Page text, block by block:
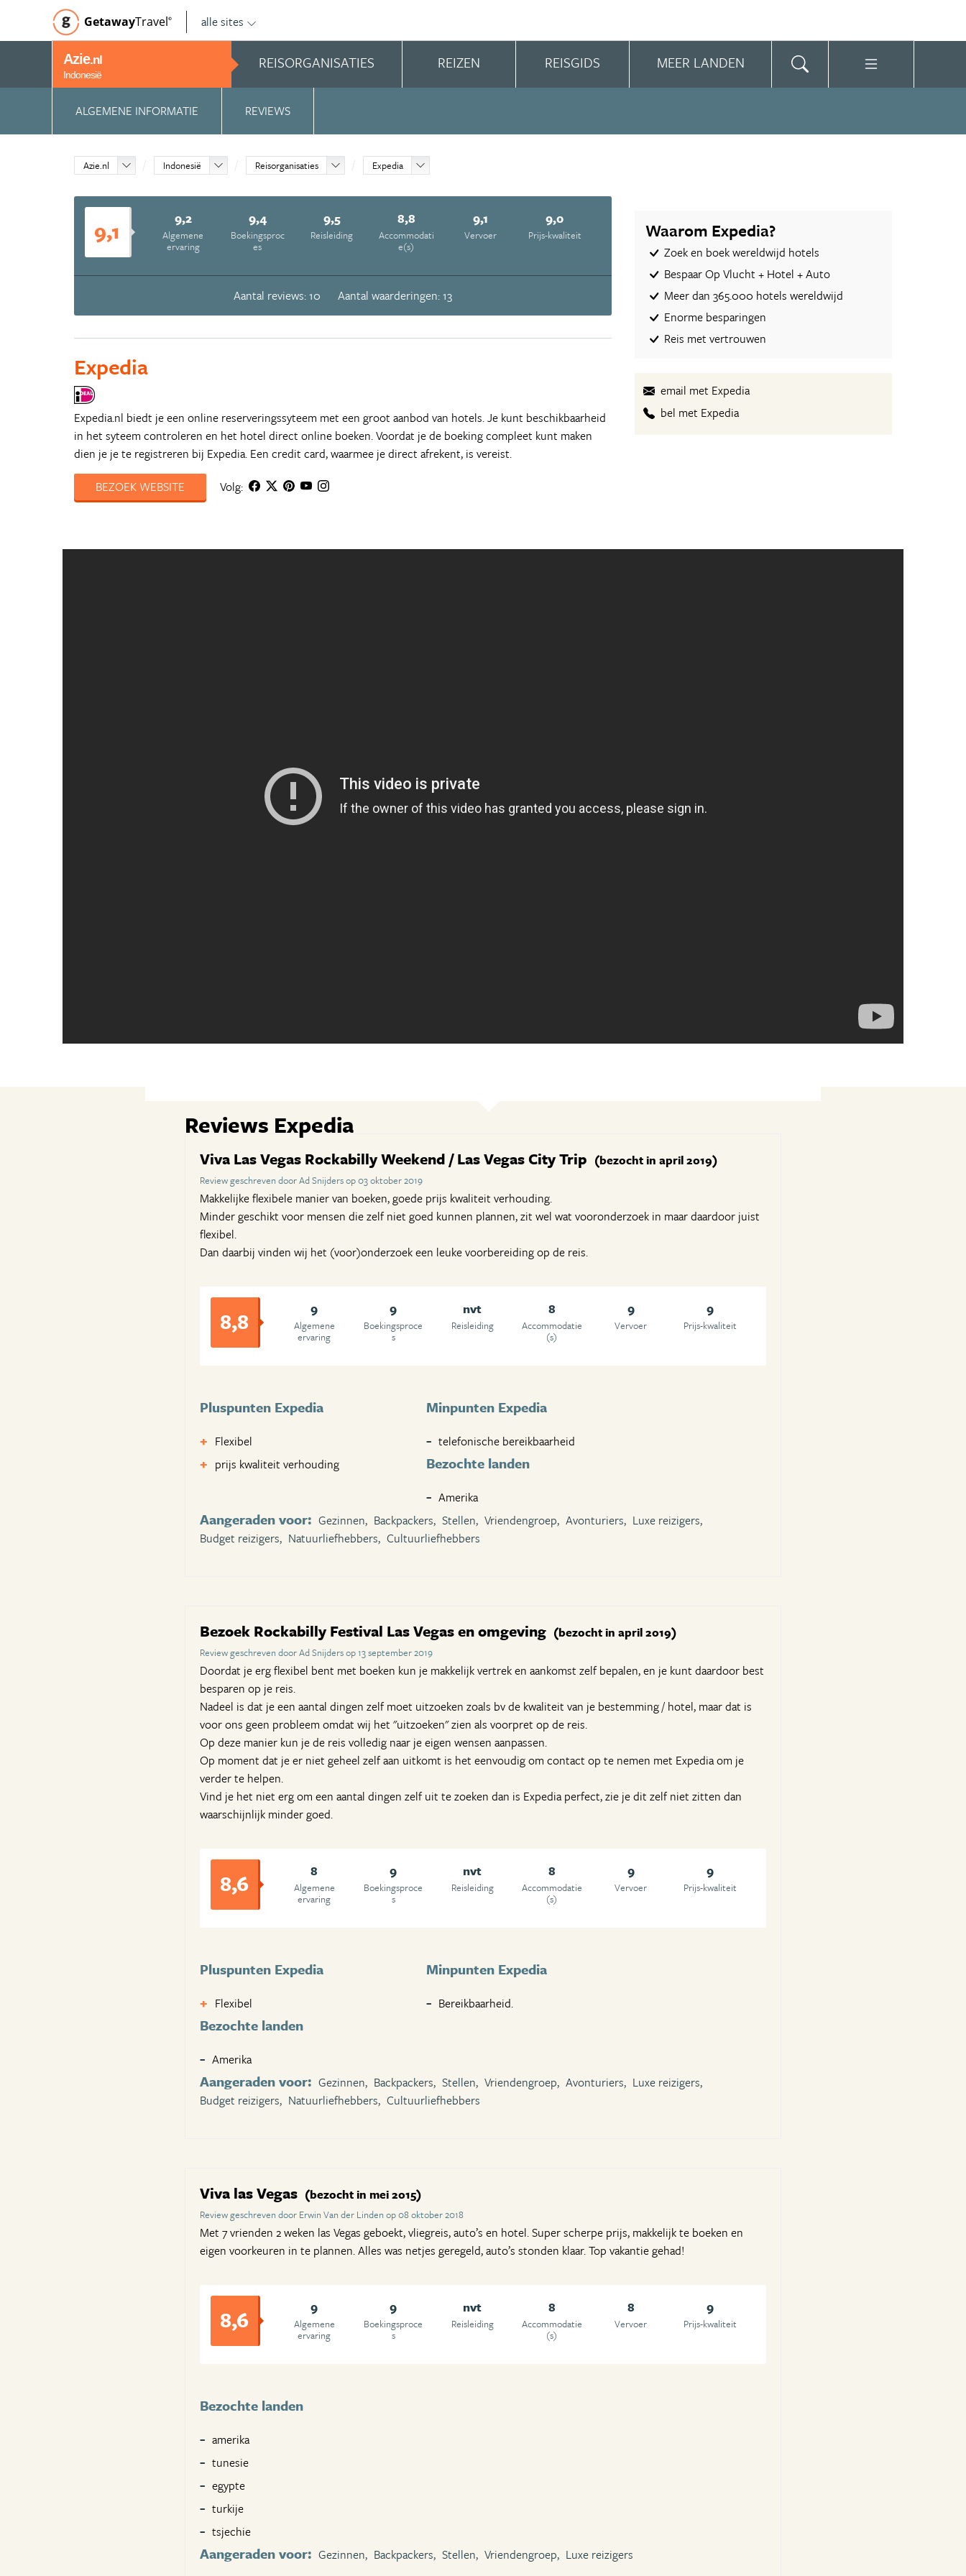
GetawayTravel© alle sites
Azie.nl
Indonesië
REISORGANISATIES REIZEN REISGIDS MEER LANDEN
ALGEMENE INFORMATIE REVIEWS
Azie.nl Indonesië Reisorganisaties Expedia
9,1 9,2
Algemene
ervaring
9,4
Boekingsproc
es
9,5
Reisleiding
8,8
Accommodati
e(s)
9,1
Vervoer
9,0
Prijs-kwaliteit
Aantal reviews: 10 Aantal waarderingen: 13
Expedia
Expedia.nl biedt je een online reserveringssyteem met een groot aanbod van hotels. Je kunt beschikbaarheid
in het syteem controleren en het hotel direct online boeken. Voordat je de boeking compleet kunt maken
dien je je te registreren bij Expedia. Een credit card, waarmee je direct afrekent, is vereist.
BEZOEK WEBSITE
Volg:
Waarom Expedia?
Zoek en boek wereldwijd hotels
Bespaar Op Vlucht + Hotel + Auto‎
Meer dan 365.000 hotels wereldwijd
Enorme besparingen
Reis met vertrouwen
email met Expedia
bel met Expedia
Reviews Expedia
Viva Las Vegas Rockabilly Weekend / Las Vegas City Trip (bezocht in april 2019)
Review geschreven door Ad Snijders op 03 oktober 2019
Makkelijke flexibele manier van boeken, goede prijs kwaliteit verhouding.
Minder geschikt voor mensen die zelf niet goed kunnen plannen, zit wel wat vooronderzoek in maar daardoor juist
flexibel.
Dan daarbij vinden wij het (voor)onderzoek een leuke voorbereiding op de reis.
8,8 9
Algemene
ervaring
9
Boekingsproce
s
nvt
Reisleiding
8
Accommodatie
(s)
9
Vervoer
9
Prijs-kwaliteit
Pluspunten Expedia
Flexibel
prijs kwaliteit verhouding
Minpunten Expedia
telefonische bereikbaarheid
Bezochte landen
Amerika
Aangeraden voor: Gezinnen, Backpackers, Stellen, Vriendengroep, Avonturiers, Luxe reizigers,
Budget reizigers, Natuurliefhebbers, Cultuurliefhebbers
Bezoek Rockabilly Festival Las Vegas en omgeving (bezocht in april 2019)
Review geschreven door Ad Snijders op 13 september 2019
Doordat je erg flexibel bent met boeken kun je makkelijk vertrek en aankomst zelf bepalen, en je kunt daardoor best
besparen op je reis.
Nadeel is dat je een aantal dingen zelf moet uitzoeken zoals bv de kwaliteit van je bestemming / hotel, maar dat is
voor ons geen probleem omdat wij het "uitzoeken" zien als voorpret op de reis.
Op deze manier kun je de reis volledig naar je eigen wensen aanpassen.
Op moment dat je er niet geheel zelf aan uitkomt is het eenvoudig om contact op te nemen met Expedia om je
verder te helpen.
Vind je het niet erg om een aantal dingen zelf uit te zoeken dan is Expedia perfect, zie je dit zelf niet zitten dan
waarschijnlijk minder goed.
8,6 8
Algemene
ervaring
9
Boekingsproce
s
nvt
Reisleiding
8
Accommodatie
(s)
9
Vervoer
9
Prijs-kwaliteit
Pluspunten Expedia
Flexibel
Minpunten Expedia
Bereikbaarheid.
Bezochte landen
Amerika
Aangeraden voor: Gezinnen, Backpackers, Stellen, Vriendengroep, Avonturiers, Luxe reizigers,
Budget reizigers, Natuurliefhebbers, Cultuurliefhebbers
Viva las Vegas (bezocht in mei 2015)
Review geschreven door Erwin Van der Linden op 08 oktober 2018
Met 7 vrienden 2 weken las Vegas geboekt, vliegreis, auto’s en hotel. Super scherpe prijs, makkelijk te boeken en
eigen voorkeuren in te plannen. Alles was netjes geregeld, auto’s stonden klaar. Top vakantie gehad!
8,6 9
Algemene
ervaring
9
Boekingsproce
s
nvt
Reisleiding
8
Accommodatie
(s)
8
Vervoer
9
Prijs-kwaliteit
Bezochte landen
amerika
tunesie
egypte
turkije
tsjechie
Aangeraden voor: Gezinnen, Backpackers, Stellen, Vriendengroep, Luxe reizigers